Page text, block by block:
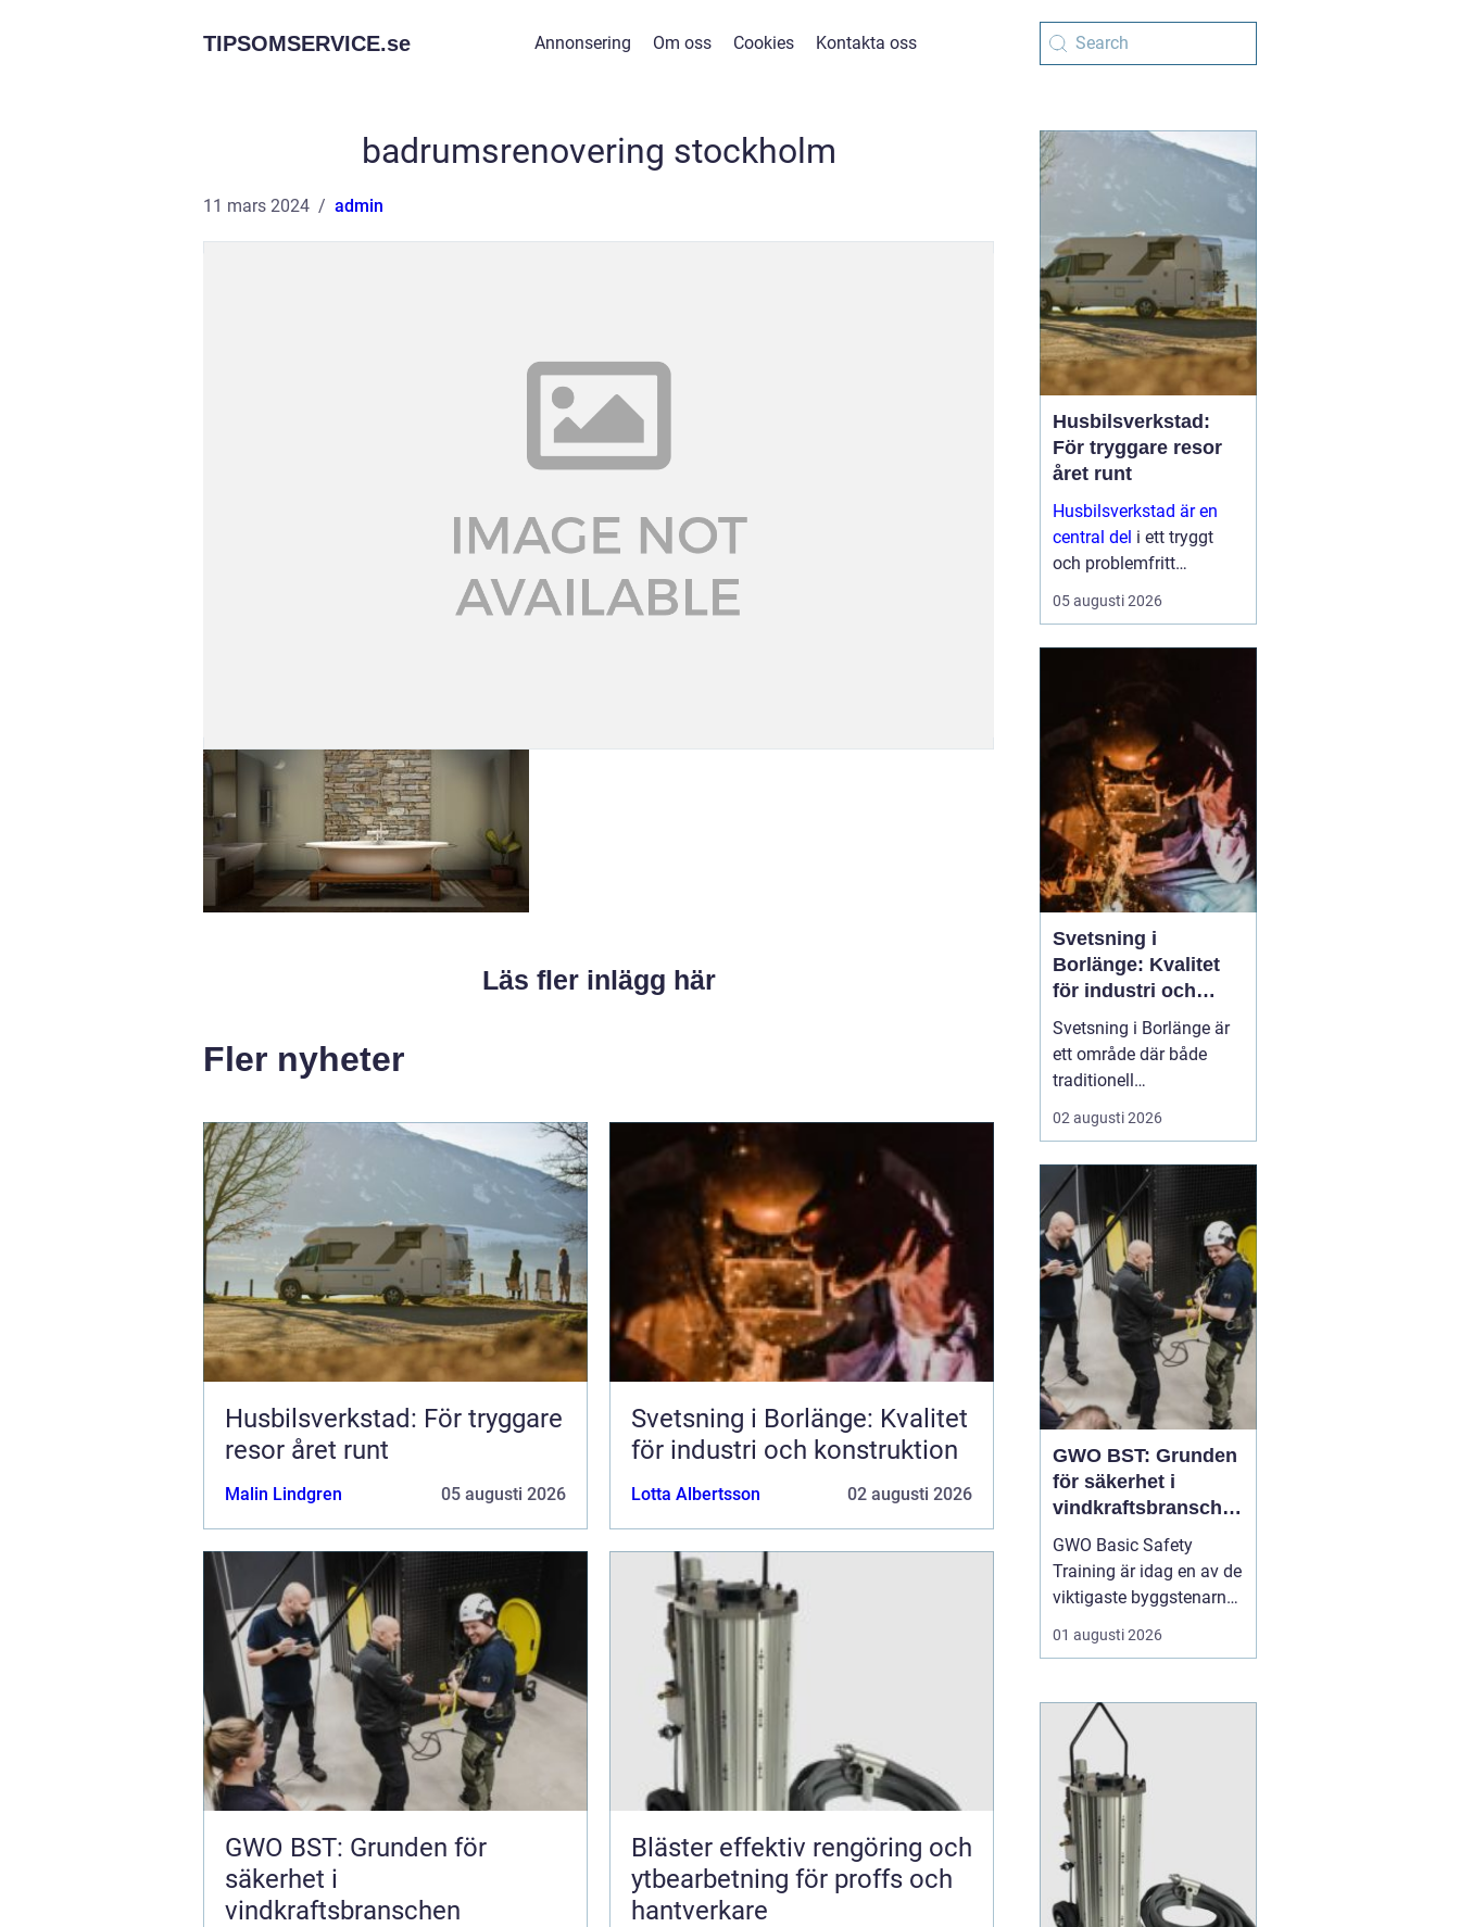
TIPSOMSERVICE.se Annonsering Om oss Cookies Kontakta oss
badrumsrenovering stockholm
11 mars 2024 admin
Läs fler inlägg här
Fler nyheter
Husbilsverkstad: För tryggare
resor året runt
Malin Lindgren 05 augusti 2026
Svetsning i Borlänge: Kvalitet
för industri och konstruktion
Lotta Albertsson 02 augusti 2026
GWO BST: Grunden för
säkerhet i
vindkraftsbranschen
Bläster effektiv rengöring och
ytbearbetning för proffs och
hantverkare
Husbilsverkstad:
För tryggare resor
året runt
Husbilsverkstad är en
central del i ett tryggt
och problemfritt
husbilsliv. När en husbil
används som både
05 augusti 2026
Svetsning i
Borlänge: Kvalitet
för industri och
konstruktion
Svetsning i Borlänge är
ett område där både
traditionell
verkstadsindustri och
moderna
möts. I takt med att
kraven på hållbara
lösningar och hög
produktionssäkerhet ö...
02 augusti 2026
GWO BST: Grunden
för säkerhet i
vindkraftsbransche
n
GWO Basic Safety
Training är idag en av de
viktigaste byggstenarna
för alla som vill arbeta
professionellt inom
skapar en gemensam
säkerhetsnivå i en
bransch där jobbet ofta
sker långt frå...
01 augusti 2026